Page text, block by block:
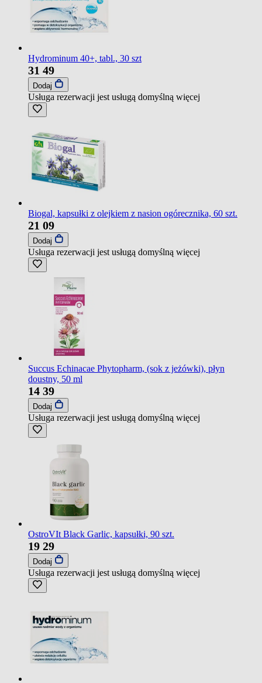
Hydrominum 40+, tabl., 30 szt
31 49
Dodaj
Usługa rezerwacji jest usługą domyślną więcej
Biogal, kapsułki z olejkiem z nasion ogórecznika, 60 szt.
21 09
Dodaj
Usługa rezerwacji jest usługą domyślną więcej
Succus Echinacae Phytopharm, (sok z jeżówki), płyn
doustny, 50 ml
14 39
Dodaj
Usługa rezerwacji jest usługą domyślną więcej
OstroVIt Black Garlic, kapsułki, 90 szt.
19 29
Dodaj
Usługa rezerwacji jest usługą domyślną więcej